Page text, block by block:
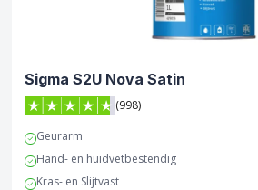
Sigma S2U Nova Satin
(998)
Geurarm
Hand- en huidvetbestendig
Kras- en Slijtvast